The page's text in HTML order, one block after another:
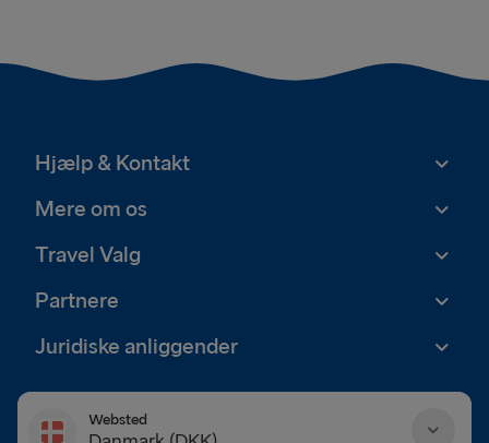
Hjælp & Kontakt
Mere om os
Travel Valg
Partnere
Juridiske anliggender
Websted